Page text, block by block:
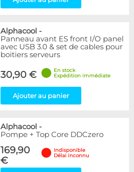
Alphacool -
Panneau avant ES front I/O panel
avec USB 3.0 & set de cables pour
boitiers serveurs
30,90 €
En stock
Expédition immédiate
Ajouter au panier
Alphacool -
Pompe + Top Core DDCzero
169,90
€
Indisponible
Délai inconnu